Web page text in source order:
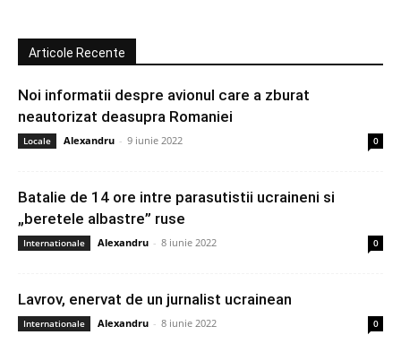
Articole Recente
Noi informatii despre avionul care a zburat
neautorizat deasupra Romaniei
Locale Alexandru - 9 iunie 2022 0
Batalie de 14 ore intre parasutistii ucraineni si
„beretele albastre” ruse
Internationale Alexandru - 8 iunie 2022 0
Lavrov, enervat de un jurnalist ucrainean
Internationale Alexandru - 8 iunie 2022 0